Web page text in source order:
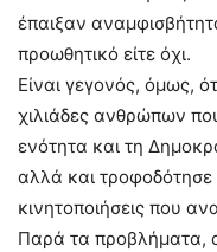
έπαιξαν
προωθητικό είτε όχι.
Είναι γεγονός, όμως,
χιλιάδες ανθρώπων
ενότητα και τη
αλλά και
κινητοποιήσεις που
Παρά τα προβλήματα,